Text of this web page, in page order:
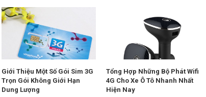
Giới Thiệu Một Số Gói Sim 3G
Trọn Gói Không Giới Hạn
Dung Lượng
Tổng Hợp Những Bộ Phát Wifi
4G Cho Xe Ô Tô Nhanh Nhất
Hiện Nay